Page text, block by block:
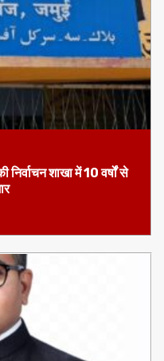
शाखा में 10 वर्षों से